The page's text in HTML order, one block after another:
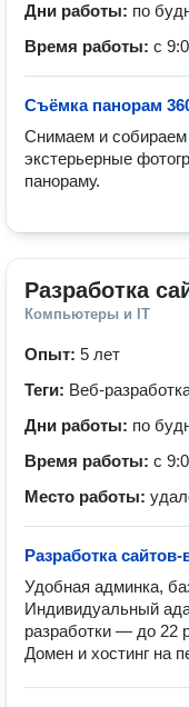
Дни работы: по
Время работы: с
Съёмка панорам
Снимаем и собираем
экстерьерные
панораму.
Разработка
Компьютеры и IT
Опыт: 5 лет
Теги: Веб-
Дни работы: по
Время работы: с
Место работы:
Разработка
Удобная админка,
Индивидуальный
разработки — до 22
Домен и хостинг на